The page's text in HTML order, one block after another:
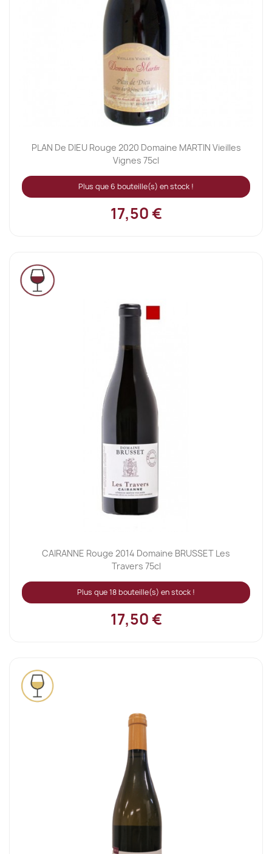
PLAN De DIEU Rouge 2020 Domaine MARTIN Vieilles
Vignes 75cl
Plus que 6 bouteille(s) en stock !
17,50 €
CAIRANNE Rouge 2014 Domaine BRUSSET Les
Travers 75cl
Plus que 18 bouteille(s) en stock !
17,50 €